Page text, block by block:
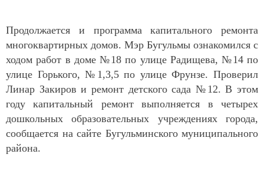
Продолжается и программа капитального ремонта
многоквартирных домов. Мэр Бугульмы ознакомился с
ходом работ в доме №18 по улице Радищева, №14 по
улице Горького, №1,3,5 по улице Фрунзе. Проверил
Линар Закиров и ремонт детского сада №12. В этом
году капитальный ремонт выполняется в четырех
дошкольных образовательных учреждениях города,
сообщается на сайте Бугульминского муниципального
района.